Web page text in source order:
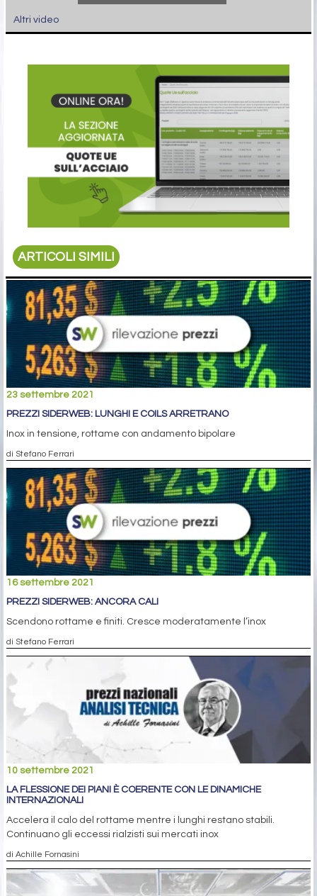
Altri video
ARTICOLI SIMILI
23 settembre 2021
PREZZI SIDERWEB: LUNGHI E COILS ARRETRANO
Inox in tensione, rottame con andamento bipolare
di Stefano Ferrari
16 settembre 2021
PREZZI SIDERWEB: ANCORA CALI
Scendono rottame e finiti. Cresce moderatamente l’inox
di Stefano Ferrari
10 settembre 2021
LA FLESSIONE DEI PIANI È COERENTE CON LE DINAMICHE
INTERNAZIONALI
Accelera il calo del rottame mentre i lunghi restano stabili.
Continuano gli eccessi rialzisti sui mercati inox
di Achille Fornasini